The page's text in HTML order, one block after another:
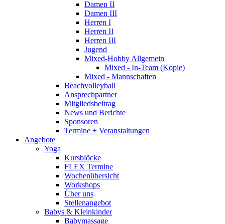
Damen II
Damen III
Herren I
Herren II
Herren III
Jugend
Mixed-Hobby Allgemein
Mixed - In-Team (Kopie)
Mixed - Mannschaften
Beachvolleyball
Ansprechpartner
Mitgliedsbeitrag
News und Berichte
Sponsoren
Termine + Veranstaltungen
Angebote
Yoga
Kursblöcke
FLEX Termine
Wochenübersicht
Workshops
Über uns
Stellenangebot
Babys & Kleinkinder
Babymassage